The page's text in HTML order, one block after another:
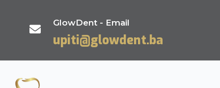

GlowDent - Email
upiti@glowdent.ba